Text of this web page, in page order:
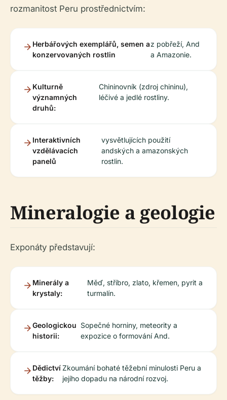
rozmanitost Peru prostřednictvím:
Herbářových exemplářů, semen a
konzervovaných rostlin
z pobřeží, And
a Amazonie.
Kulturně
významných
druhů:
Chininovník (zdroj chininu),
léčivé a jedlé rostliny.
Interaktivních
vzdělávacích
panelů
vysvětlujících použití
andských a amazonských
rostlin.
Mineralogie a geologie
Exponáty představují:
Minerály a
krystaly:
Měď, stříbro, zlato, křemen, pyrit a
turmalín.
Geologickou
historii:
Sopečné horniny, meteority a
expozice o formování And.
Dědictví
těžby:
Zkoumání bohaté těžební minulosti Peru a
jejího dopadu na národní rozvoj.